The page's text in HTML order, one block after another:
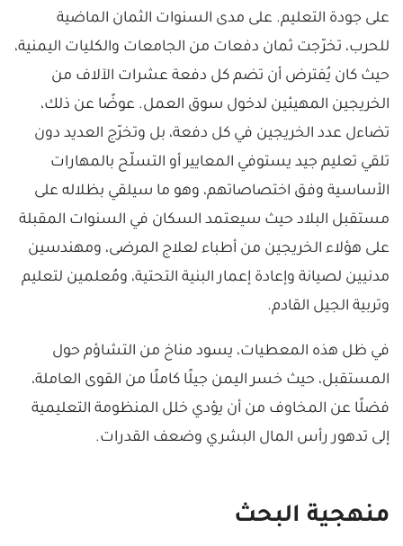
على جودة التعليم. على مدى السنوات الثمان الماضية
للحرب، تخرّجت ثمان دفعات من الجامعات والكليات اليمنية،
حيث كان يُفترض أن تضم كل دفعة عشرات الآلاف من
الخريجين المهيئين لدخول سوق العمل. عوضًا عن ذلك،
تضاءل عدد الخريجين في كل دفعة، بل وتخرّج العديد دون
تلقي تعليم جيد يستوفي المعايير أو التسلّح بالمهارات
الأساسية وفق اختصاصاتهم، وهو ما سيلقي بظلاله على
مستقبل البلاد حيث سيعتمد السكان في السنوات المقبلة
على هؤلاء الخريجين من أطباء لعلاج المرضى، ومهندسين
مدنيين لصيانة وإعادة إعمار البنية التحتية، ومُعلمين لتعليم
وتربية الجيل القادم.
في ظل هذه المعطيات، يسود مناخ من التشاؤم حول
المستقبل، حيث خسر اليمن جيلًا كاملًا من القوى العاملة،
فضلًا عن المخاوف من أن يؤدي خلل المنظومة التعليمية
إلى تدهور رأس المال البشري وضعف القدرات.
منهجية البحث